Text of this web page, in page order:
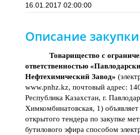
16.01.2017 02:00:00
Описание закупки
Товарищество с
ответственностью
Нефтехимический Завод»
www.pnhz.kz, почтовый адрес:
Республика Казахстан, г.
Химкомбинатовская, 1)
открытого тендера по закупке
бутилового эфира способом